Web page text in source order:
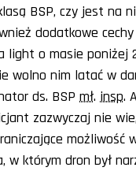
BSP, czy jest na
dodatkowe
o masie poniżej
wolno nim latać w
ds. BSP mł. insp.
zazwyczaj nie
możliwość
którym dron był